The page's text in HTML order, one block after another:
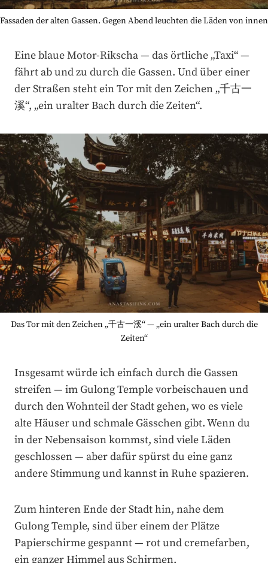
Fassaden der alten Gassen. Gegen Abend leuchten die Läden von innen
Eine blaue Motor-Rikscha — das örtliche „Taxi“ —
fährt ab und zu durch die Gassen. Und über einer
der Straßen steht ein Tor mit den Zeichen „千古一
溪“, „ein uralter Bach durch die Zeiten“.
Das Tor mit den Zeichen „千古一溪“ — „ein uralter Bach durch die
Zeiten“
Insgesamt würde ich einfach durch die Gassen
streifen — im Gulong Temple vorbeischauen und
durch den Wohnteil der Stadt gehen, wo es viele
alte Häuser und schmale Gässchen gibt. Wenn du
in der Nebensaison kommst, sind viele Läden
geschlossen — aber dafür spürst du eine ganz
andere Stimmung und kannst in Ruhe spazieren.
Zum hinteren Ende der Stadt hin, nahe dem
Gulong Temple, sind über einem der Plätze
Papierschirme gespannt — rot und cremefarben,
ein ganzer Himmel aus Schirmen.